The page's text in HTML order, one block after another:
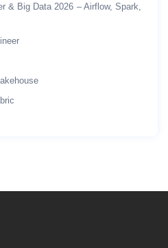
& Big Data 2026 – Airflow, Spark,